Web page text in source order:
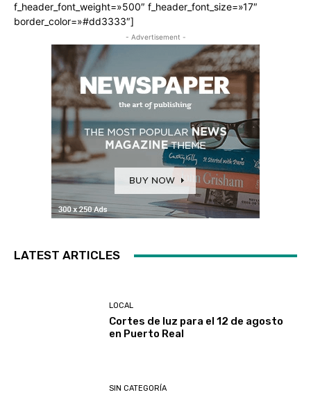
f_header_font_weight=»500″ f_header_font_size=»17″
border_color=»#dd3333″]
- Advertisement -
LATEST ARTICLES
LOCAL
Cortes de luz para el 12 de agosto
en Puerto Real
SIN CATEGORÍA